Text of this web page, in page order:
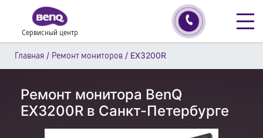
Сервисный центр
Главная / Ремонт мониторов / EX3200R
Ремонт монитора BenQ
EX3200R в Санкт-Петербурге